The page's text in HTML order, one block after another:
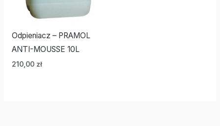
Odpieniacz – PRAMOL
ANTI-MOUSSE 10L
210,00 zł